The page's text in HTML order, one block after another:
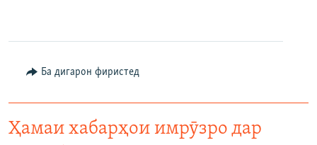
Ба дигарон фиристед
Ҳамаи хабарҳои имрӯзро дар